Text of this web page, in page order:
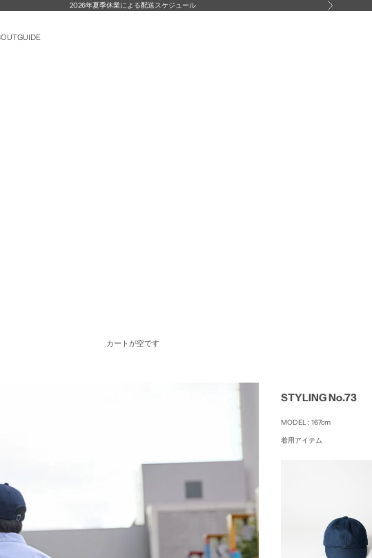
2026年夏季休業による配送スケジュール 次へ
GUIDE
カートが空です
STYLING No.73
MODEL : 167cm
着用アイテム